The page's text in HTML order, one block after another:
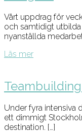
Vårt uppdrag för
och samtidigt
nyanställda
Läs mer
Under fyra intensiva
ett dimmigt
destination. […]